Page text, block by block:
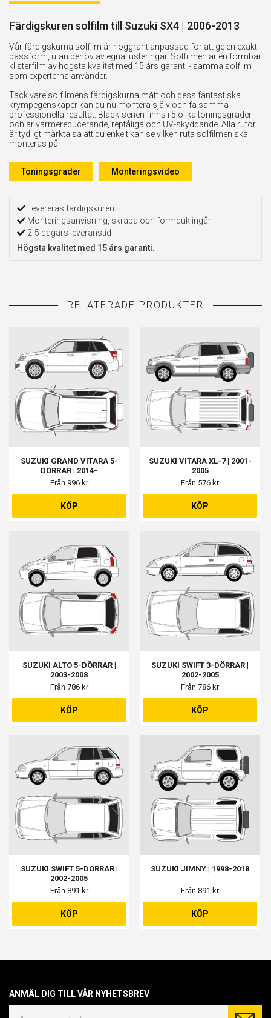
Färdigskuren solfilm till Suzuki SX4 | 2006-2013
Vår färdigskurna solfilm är noggrant anpassad för att ge en exakt
passform, utan behov av egna justeringar. Solfilmen är en formbar
klisterfilm av högsta kvalitet med 15 års garanti - samma solfilm
som experterna använder.
Tack vare solfilmens färdigskurna mått och dess fantastiska
krympegenskaper kan du nu montera själv och få samma
professionella resultat. Black-serien finns i 5 olika toningsgrader
och är värmereducerande, reptåliga och UV-skyddande. Alla rutor
är tydligt märkta så att du enkelt kan se vilken ruta solfilmen ska
monteras på.
Toningsgrader Monteringsvideo
Levereras färdigskuren
Monteringsanvisning, skrapa och formduk ingår
2-5 dagars leveranstid
Högsta kvalitet med 15 års garanti.
SUZUKI GRAND VITARA 5-
DÖRRAR | 2014-
Från 996 kr
KÖP
SUZUKI VITARA XL-7 | 2001-
2005
Från 576 kr
KÖP
SUZUKI ALTO 5-DÖRRAR |
2003-2008
Från 786 kr
KÖP
SUZUKI SWIFT 3-DÖRRAR |
2002-2005
Från 786 kr
KÖP
SUZUKI SWIFT 5-DÖRRAR |
2002-2005
Från 891 kr
KÖP
SUZUKI JIMNY | 1998-2018
Från 891 kr
KÖP
ANMÄL DIG TILL VÅR NYHETSBREV